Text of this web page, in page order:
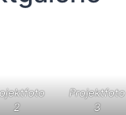
2
Projektfoto
3